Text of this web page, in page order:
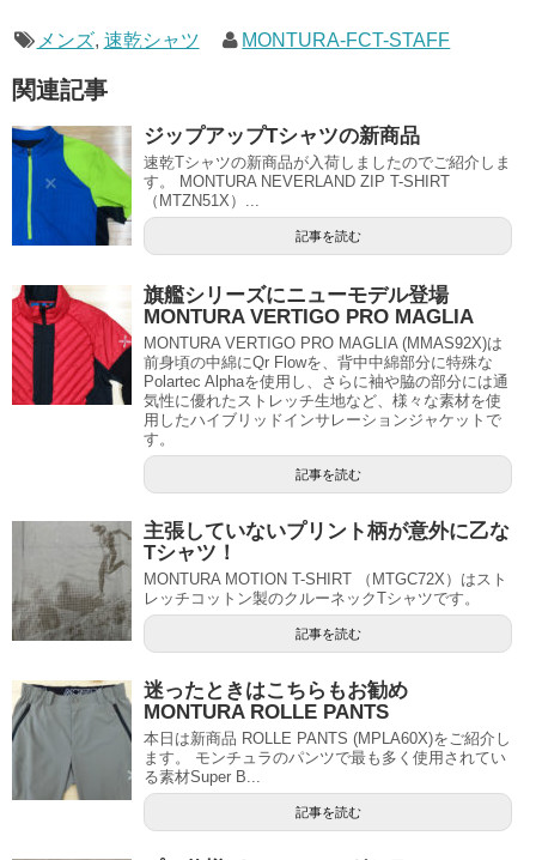
メンズ, 速乾シャツ MONTURA-FCT-STAFF
関連記事
ジップアップTシャツの新商品
速乾Tシャツの新商品が入荷しましたのでご紹介しま
す。 MONTURA NEVERLAND ZIP T-SHIRT
（MTZN51X）...
記事を読む
旗艦シリーズにニューモデル登場
MONTURA VERTIGO PRO MAGLIA
MONTURA VERTIGO PRO MAGLIA (MMAS92X)は
前身頃の中綿にQr Flowを、背中中綿部分に特殊な
Polartec Alphaを使用し、さらに袖や脇の部分には通
気性に優れたストレッチ生地など、様々な素材を使
用したハイブリッドインサレーションジャケットで
す。
記事を読む
主張していないプリント柄が意外に乙な
Tシャツ！
MONTURA MOTION T-SHIRT （MTGC72X）はスト
レッチコットン製のクルーネックTシャツです。
記事を読む
迷ったときはこちらもお勧め
MONTURA ROLLE PANTS
本日は新商品 ROLLE PANTS (MPLA60X)をご紹介し
ます。 モンチュラのパンツで最も多く使用されてい
る素材Super B...
記事を読む